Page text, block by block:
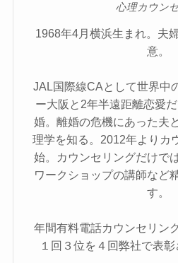
心理カウン
1968年4月横浜生まれ。夫
意。
JAL国際線CAとして世界中
ー大阪と2年半遠距離恋愛
婚。離婚の危機にあった夫
理学を知る。2012年よりカ
始。カウンセリングだけで
ワークショップの講師など
す。
年間有料電話カウンセリン
１回３位を４回弊社で表彰